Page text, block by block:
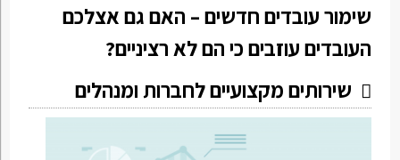
שימור עובדים חדשים – האם גם אצלכם
העובדים עוזבים כי הם לא רציניים?
שירותים מקצועיים לחברות ומנהלים